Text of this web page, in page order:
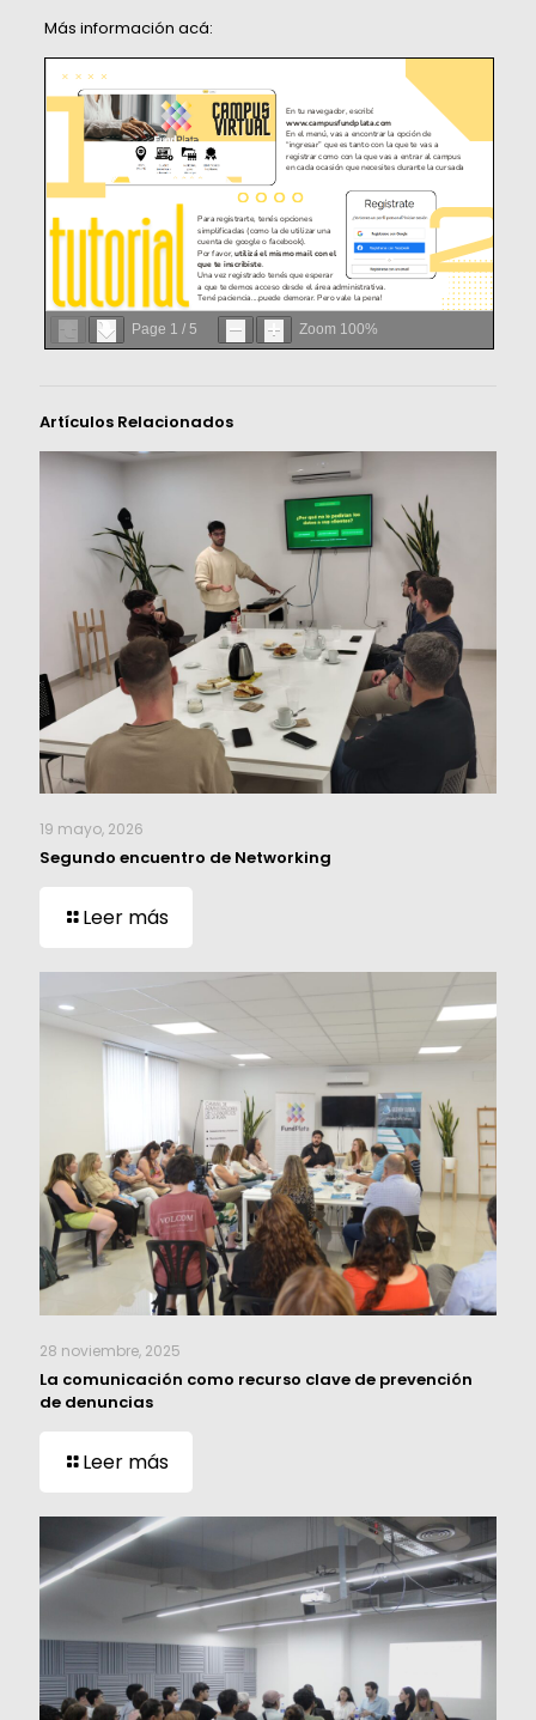
Más información acá:
Page 1 / 5 Zoom 100%
Artículos Relacionados
19 mayo, 2026
Segundo encuentro de Networking
Leer más
28 noviembre, 2025
La comunicación como recurso clave de prevención
de denuncias
Leer más